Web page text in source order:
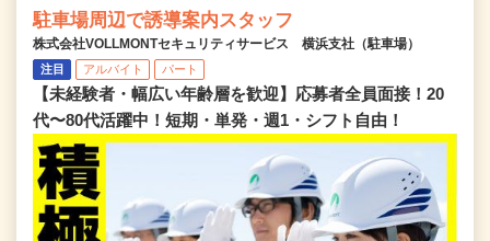
駐車場周辺で誘導案内スタッフ
株式会社VOLLMONTセキュリティサービス 横浜支社（駐車場）
注目 アルバイト パート
【未経験者・幅広い年齢層を歓迎】応募者全員面接！20
代〜80代活躍中！短期・単発・週1・シフト自由！